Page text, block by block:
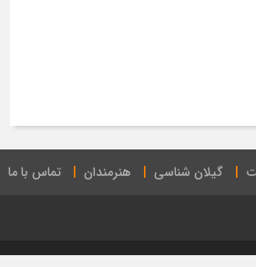
گیلان شناسی هنرمندان تماس با ما